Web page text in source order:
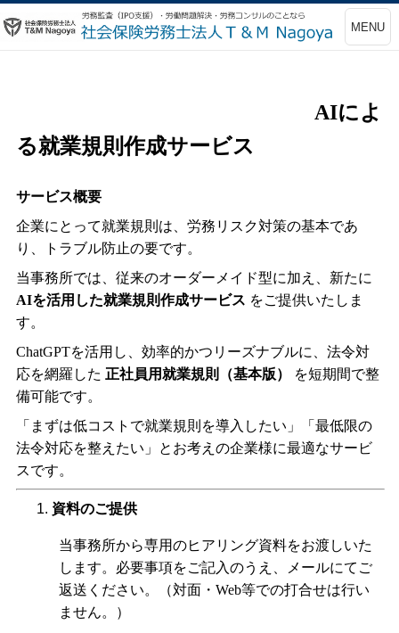
MENU
AIによ
る就業規則作成サービス
サービス概要
企業にとって就業規則は、労務リスク対策の基本であ
り、トラブル防止の要です。
当事務所では、従来のオーダーメイド型に加え、新たに
AIを活用した就業規則作成サービス をご提供いたしま
す。
ChatGPTを活用し、効率的かつリーズナブルに、法令対
応を網羅した 正社員用就業規則（基本版）
を短期間で整
備可能です。
「まずは低コストで就業規則を導入したい」「最低限の
法令対応を整えたい」とお考えの企業様に最適なサービ
スです。
資料のご提供
当事務所から専用のヒアリング資料をお渡しいた
します。必要事項をご記入のうえ、メールにてご
返送ください。（対面・ Web等での打合せは行い
ません。）